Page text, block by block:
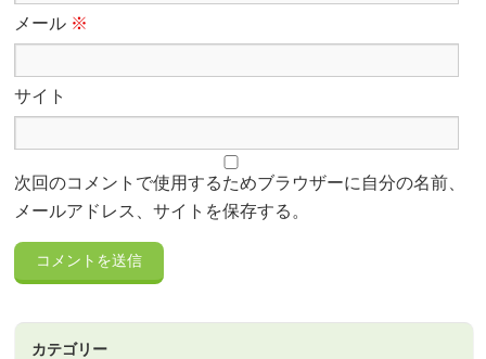
メール ※
サイト
次回のコメントで使用するためブラウザーに自分の名前、
メールアドレス、サイトを保存する。
カテゴリー